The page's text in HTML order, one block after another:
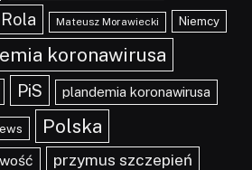
Mateusz Morawiecki Niemcy
koronawirusa
PiS plandemia koronawirusa
Polska
przymus szczepień